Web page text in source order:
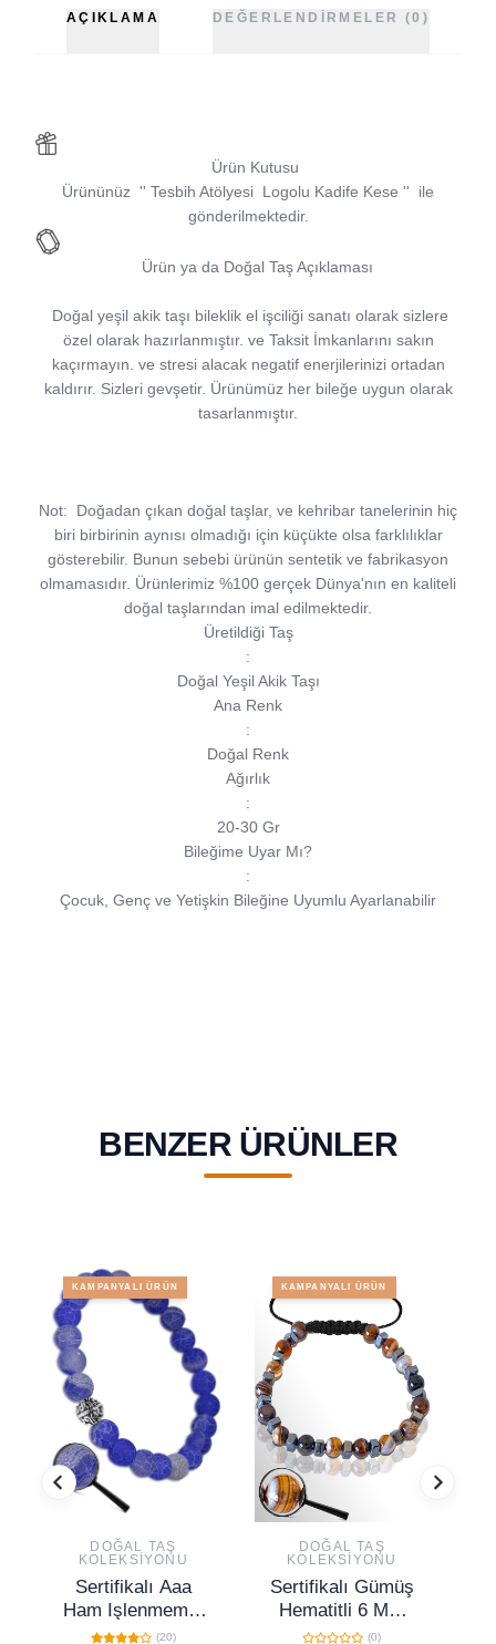
AÇIKLAMA DEĞERLENDIRMELER (0)
Ürün Kutusu
Ürününüz '' Tesbih Atölyesi Logolu Kadife Kese ''
ile
gönderilmektedir.
Ürün ya da Doğal Taş Açıklaması
Doğal yeşil akik taşı bileklik el işciliği sanatı olarak sizlere
özel olarak hazırlanmıştır. ve Taksit İmkanlarını sakın
kaçırmayın. ve stresi alacak negatif enerjilerinizi ortadan
kaldırır. Sizleri gevşetir. Ürünümüz her bileğe uygun olarak
tasarlanmıştır.
Not: Doğadan çıkan doğal taşlar, ve kehribar tanelerinin hiç
biri birbirinin aynısı olmadığı için küçükte olsa farklılıklar
gösterebilir. Bunun sebebi ürünün sentetik ve fabrikasyon
olmamasıdır. Ürünlerimiz %100 gerçek Dünya'nın en kaliteli
doğal taşlarından imal edilmektedir.
Üretildiği Taş
:
Doğal Yeşil Akik Taşı
Ana Renk
:
Doğal Renk
Ağırlık
:
20-30 Gr
Bileğime Uyar Mı?
:
Çocuk, Genç ve Yetişkin Bileğine Uyumlu Ayarlanabilir
BENZER ÜRÜNLER
KAMPANYALI ÜRÜN
DOĞAL TAŞ
KOLEKSIYONU
Sertifikalı Aaa
Ham Işlenmemiş
Damarlı Mavi
(20)
KAMPANYALI ÜRÜN
DOĞAL TAŞ
KOLEKSIYONU
Sertifikalı Gümüş
Hematitli 6 Mm
Doğal Kahverengi
(0)